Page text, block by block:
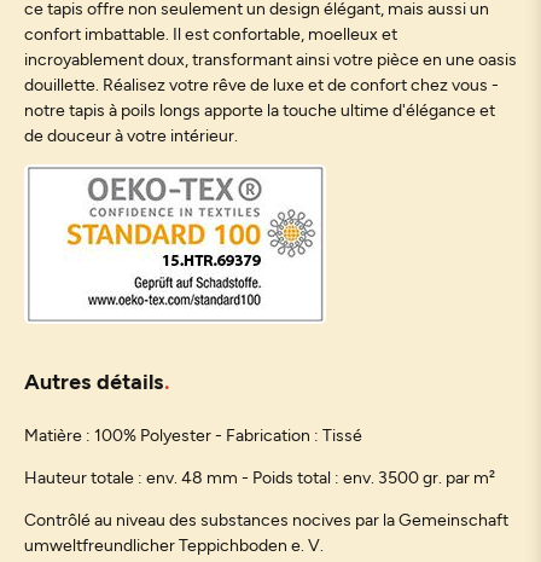
ce tapis offre non seulement un design élégant, mais aussi un
confort imbattable. Il est confortable, moelleux et
incroyablement doux, transformant ainsi votre pièce en une oasis
douillette. Réalisez votre rêve de luxe et de confort chez vous -
notre tapis à poils longs apporte la touche ultime d'élégance et
de douceur à votre intérieur.
Autres détails
Matière : 100% Polyester - Fabrication : Tissé
Hauteur totale : env. 48 mm - Poids total : env. 3500 gr. par m²
Contrôlé au niveau des substances nocives par la Gemeinschaft
umweltfreundlicher Teppichboden e. V.